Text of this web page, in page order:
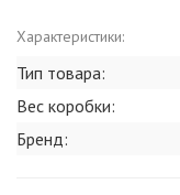
Характеристики:
Тип товара:
Вес коробки:
Бренд: